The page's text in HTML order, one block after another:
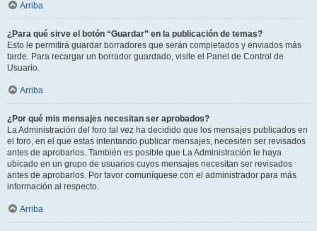
Arriba
¿Para qué sirve el botón “Guardar” en la publicación de temas?
Esto le permitirá guardar borradores que serán completados y enviados más
tarde. Para recargar un borrador guardado, visite el Panel de Control de
Usuario.
Arriba
¿Por qué mis mensajes necesitan ser aprobados?
La Administración del foro tal vez ha decidido que los mensajes publicados en
el foro, en el que estas intentando publicar mensajes, necesiten ser revisados
antes de aprobarlos. También es posible que La Administración le haya
ubicado en un grupo de usuarios cuyos mensajes necesitan ser revisados
antes de aprobarlos. Por favor comuníquese con el administrador para más
información al respecto.
Arriba